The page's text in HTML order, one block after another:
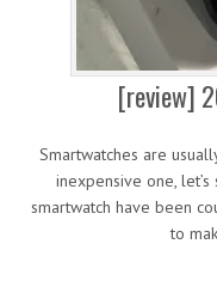
[review]
Smartwatches are
inexpensive one,
smartwatch have been
to